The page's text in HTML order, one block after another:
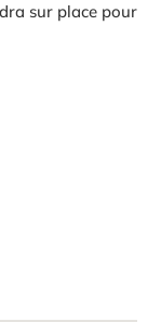
sur place pour